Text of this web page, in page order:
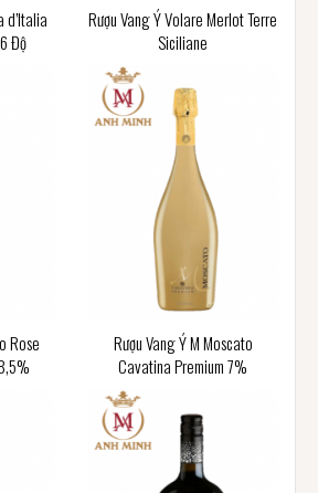
d’Italia
Độ
Rượu Vang Ý Volare Merlot Terre
Siciliane
Rose
Rượu Vang Ý M Moscato
Cavatina Premium 7%